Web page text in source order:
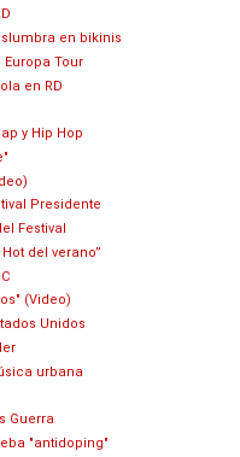
en bikinis
Tour
en RD
y Hip Hop
Presidente
Festival
del verano”
(Video)
Unidos
urbana
Guerra
"antidoping"